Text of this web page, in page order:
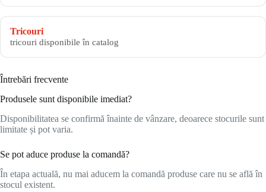
Tricouri
tricouri disponibile în catalog
Întrebări frecvente
Produsele sunt disponibile imediat?
Disponibilitatea se confirmă înainte de vânzare, deoarece stocurile sunt
limitate și pot varia.
Se pot aduce produse la comandă?
În etapa actuală, nu mai aducem la comandă produse care nu se află în
stocul existent.